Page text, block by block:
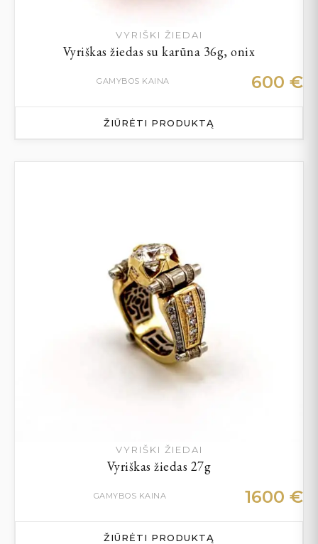
VYRIŠKI ŽIEDAI
Vyriškas žiedas su karūna 36g, onix
GAMYBOS KAINA 600 €
ŽIŪRĖTI PRODUKTĄ
VYRIŠKI ŽIEDAI
Vyriškas žiedas 27g
GAMYBOS KAINA 1600 €
ŽIŪRĖTI PRODUKTĄ